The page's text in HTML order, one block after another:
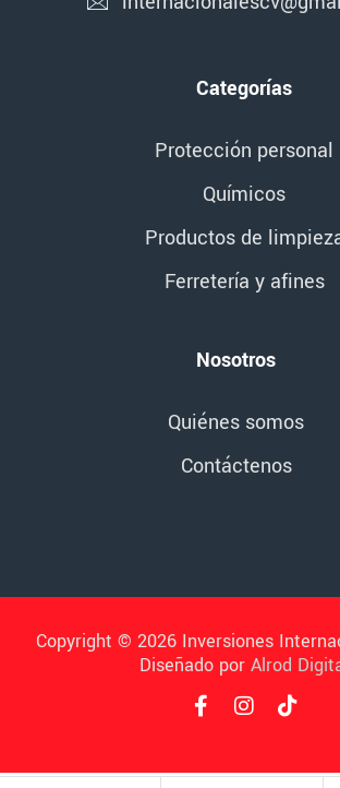
Categorías
Protección personal
Químicos
Productos de
Ferretería y afines
Nosotros
Quiénes somos
Contáctenos
Copyright © 2026 Inversiones
Diseñado por Alrod